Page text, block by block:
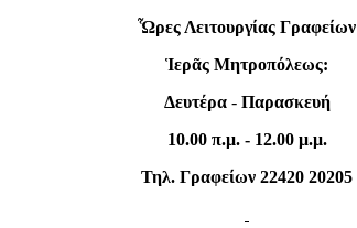
Ὧρες Λειτουργίας Γραφείων
Ἱερᾶς Μητροπόλεως:
Δευτέρα- Παρασκευή
10.00 π.μ. - 12.00 μ.μ.
Τηλ. Γραφείων 22420 20205